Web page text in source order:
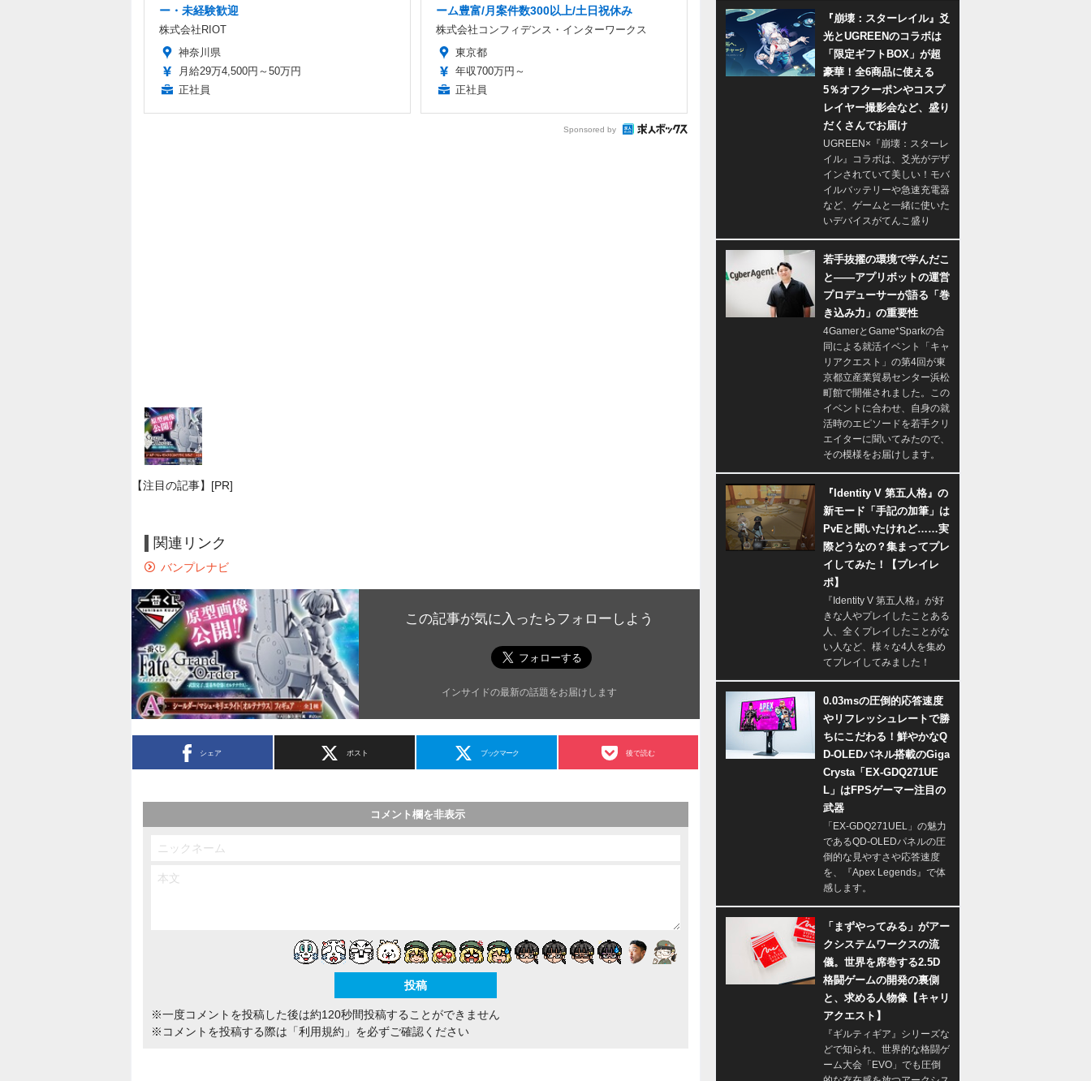
ー・未経験歓迎
株式会社RIOT
神奈川県
月給29万4,500円～50万円
正社員
ーム豊富/月案件数300以上/土日祝休み
株式会社コンフィデンス・インターワークス
東京都
年収700万円～
正社員
Sponsored by
【注目の記事】[PR]
関連リンク
バンプレナビ
この記事が気に入ったらフォローしよう
インサイドの最新の話題をお届けします
シェア ポスト ブックマーク 後で読む
コメント欄を非表示
※一度コメントを投稿した後は約120秒間投稿することができません
※コメントを投稿する際は 「利用規約」 を必ずご確認ください
『崩壊：スターレイル』爻
光とUGREENのコラボは
「限定ギフトBOX」が超
豪華！全6商品に使える
5％オフクーポンやコスプ
レイヤー撮影会など、盛り
だくさんでお届け
UGREEN×『崩壊：スターレ
イル』コラボは、爻光がデザ
インされていて美しい！モバ
イルバッテリーや急速充電器
など、ゲームと一緒に使いた
いデバイスがてんこ盛り
若手抜擢の環境で学んだこ
と――アプリボットの運営
プロデューサーが語る「巻
き込み力」の重要性
4GamerとGame*Sparkの合
同による就活イベント「キャ
リアクエスト」の第4回が東
京都立産業貿易センター浜松
町館で開催されました。この
イベントに合わせ、自身の就
活時のエピソードを若手クリ
エイターに聞いてみたので、
その模様をお届けします。
『Identity V 第五人格』の
新モード「手記の加筆」は
PvEと聞いたけれど……実
際どうなの？集まってプレ
イしてみた！【プレイレ
ポ】
『Identity V 第五人格』が好
きな人やプレイしたことある
人、全くプレイしたことがな
い人など、様々な4人を集め
てプレイしてみました！
0.03msの圧倒的応答速度
やリフレッシュレートで勝
ちにこだわる！鮮やかなQ
D-OLEDパネル搭載のGiga
Crysta「EX-GDQ271UE
L」はFPSゲーマー注目の
武器
「EX-GDQ271UEL」の魅力
であるQD-OLEDパネルの圧
倒的な見やすさや応答速度
を、『Apex Legends』で体
感します。
「まずやってみる」がアー
クシステムワークスの流
儀。世界を席巻する2.5D
格闘ゲームの開発の裏側
と、求める人物像【キャリ
アクエスト】
『ギルティギア』シリーズな
どで知られ、世界的な格闘ゲ
ーム大会「EVO」でも圧倒